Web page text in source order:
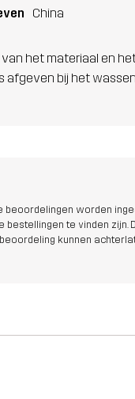
China
het materiaal en
afgeven bij het
beoordelingen worden
bestellingen te vinden zijn.
kunnen